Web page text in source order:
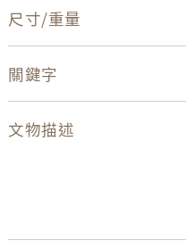
尺寸/重量
關鍵字
文物描述